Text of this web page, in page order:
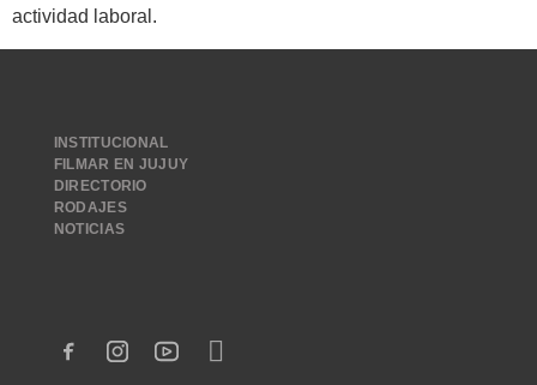
actividad laboral.
INSTITUCIONAL
FILMAR EN JUJUY
DIRECTORIO
RODAJES
NOTICIAS